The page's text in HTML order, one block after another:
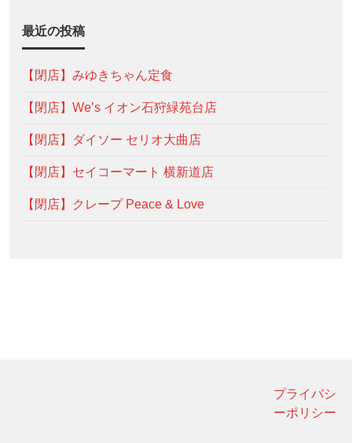
最近の投稿
【閉店】みゆきちゃん定食
【閉店】We’s イオン石狩緑苑台店
【閉店】ダイソー セリオ大曲店
【閉店】セイコーマート 横新道店
【閉店】クレープ Peace & Love
プライバシ
ーポリシー